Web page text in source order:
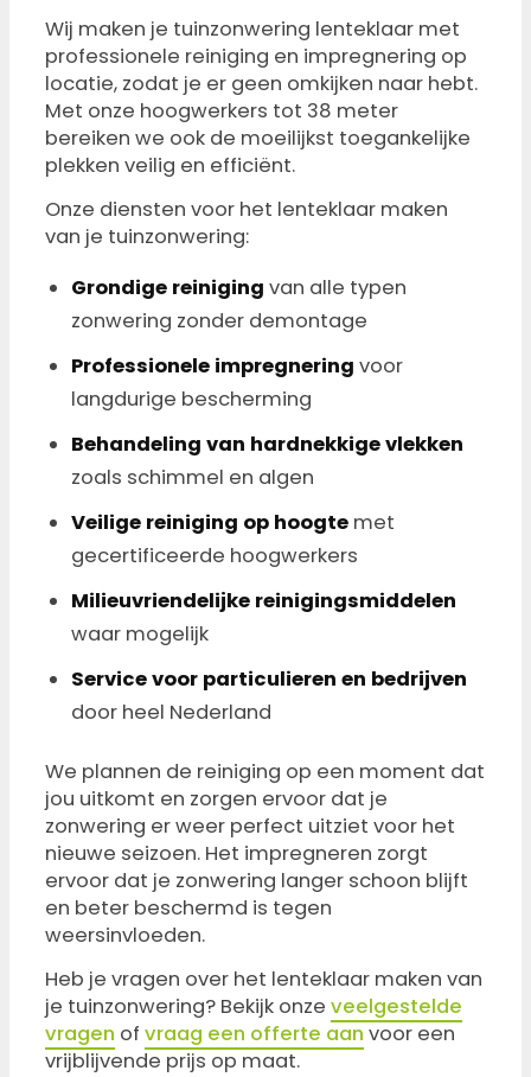
Wij maken je tuinzonwering lenteklaar met
professionele reiniging en impregnering op
locatie, zodat je er geen omkijken naar hebt.
Met onze hoogwerkers tot 38 meter
bereiken we ook de moeilijkst toegankelijke
plekken veilig en efficiënt.
Onze diensten voor het lenteklaar maken
van je tuinzonwering:
Grondige reiniging van alle typen
zonwering zonder demontage
Professionele impregnering voor
langdurige bescherming
Behandeling van hardnekkige vlekken
zoals schimmel en algen
Veilige reiniging op hoogte met
gecertificeerde hoogwerkers
Milieuvriendelijke reinigingsmiddelen
waar mogelijk
Service voor particulieren en bedrijven
door heel Nederland
We plannen de reiniging op een moment dat
jou uitkomt en zorgen ervoor dat je
zonwering er weer perfect uitziet voor het
nieuwe seizoen. Het impregneren zorgt
ervoor dat je zonwering langer schoon blijft
en beter beschermd is tegen
weersinvloeden.
Heb je vragen over het lenteklaar maken van
je tuinzonwering? Bekijk onze veelgestelde
vragen of vraag een offerte aan voor een
vrijblijvende prijs op maat.